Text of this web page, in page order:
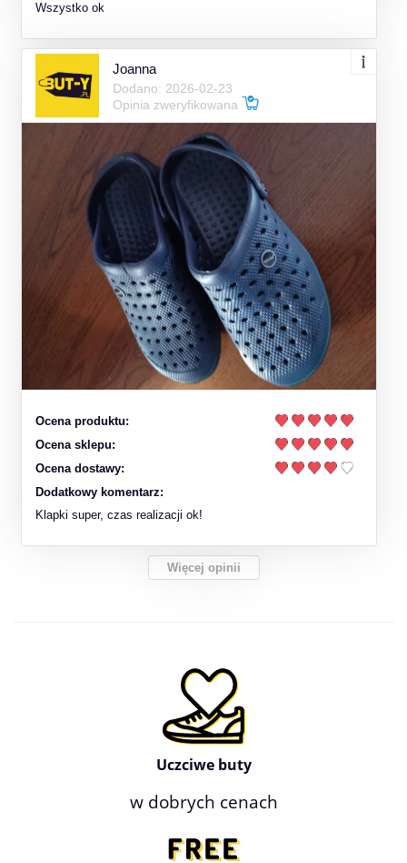
Wszystko ok
Joanna
Dodano: 2026-02-23
Opinia zweryfikowana
Ocena produktu:
Ocena sklepu:
Ocena dostawy:
Dodatkowy komentarz:
Klapki super, czas realizacji ok!
Więcej opinii
Uczciwe buty
w dobrych cenach